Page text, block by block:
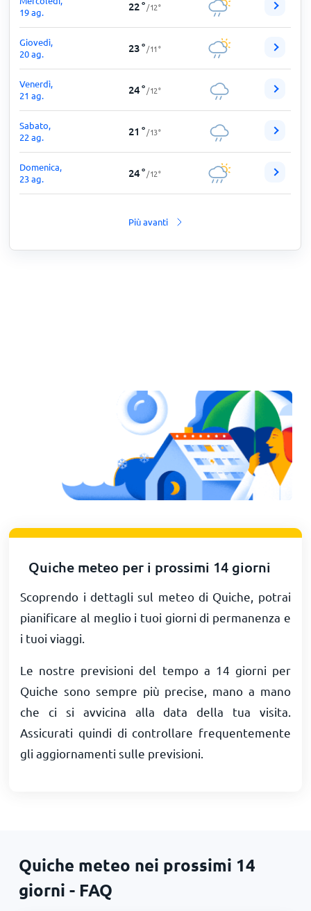
19 ag.
22° /12°
Giovedì,
20 ag.
23° /11°
Venerdì,
21 ag.
24° /12°
Sabato,
22 ag.
21 ° /13°
Domenica,
23 ag.
24° /12°
Più avanti
Quiche meteo per i prossimi 14 giorni
Scoprendo i dettagli sul meteo di Quiche, potrai
pianificare al meglio i tuoi giorni di permanenza e
i tuoi viaggi.
Le nostre previsioni del tempo a 14 giorni per
Quiche sono sempre più precise, mano a mano
che ci si avvicina alla data della tua visita.
Assicurati quindi di controllare frequentemente
gli aggiornamenti sulle previsioni.
Quiche meteo nei prossimi 14
giorni - FAQ